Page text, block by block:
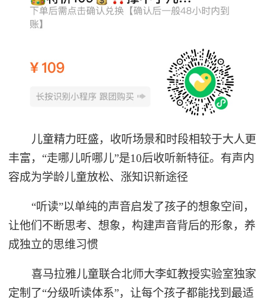
儿童精力旺盛，收听场景和时段相较于大人更
丰富，“走哪儿听哪儿”是10后收听新特征。有声内
容成为学龄儿童放松、涨知识新途径
“听读”以单纯的声音启发了孩子的想象空间，
让他们不断思考、想象，构建声音背后的形象，养
成独立的思维习惯
喜马拉雅儿童联合北师大李虹教授实验室独家
定制了“分级听读体系”，让每个孩子都能找到最适